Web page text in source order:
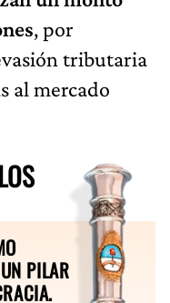
, por
tributaria
al mercado
PILAR